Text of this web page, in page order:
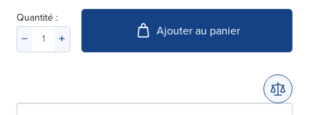
Quantité :
Ajouter au panier